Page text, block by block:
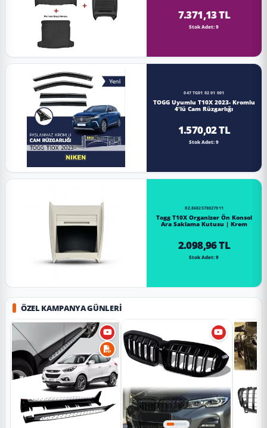
7.371,13 TL
Stok Adet: 9
047 TG01 02 01 001
TOGG Uyumlu T10X 2023- Kromlu
4'lü Cam Rüzgarlığı
1.570,02 TL
Stok Adet: 9
RZ.8682578027911
Togg T10X Organizer Ön Konsol
Ara Saklama Kutusu | Krem
2.098,96 TL
Stok Adet: 9
ÖZEL KAMPANYA GÜNLERI